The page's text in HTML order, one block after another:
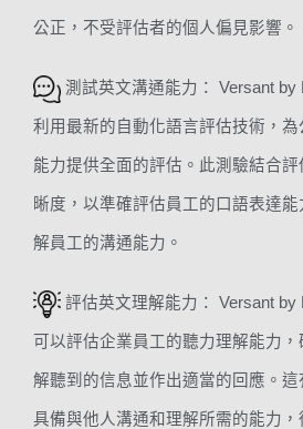
公正，不受評估者的個人偏見影響。
測試英文溝通能力： Versant by
利用最新的自動化語言評估技術，
能力提供全面的評估。此測驗結合
晰度，以準確評估員工的口語表達
解員工的溝通能力。
評估英文理解能力： Versant by
可以評估企業員工的聽力理解能力
解聽到的信息並作出適當的回應。
具備與他人溝通和理解所需的能力